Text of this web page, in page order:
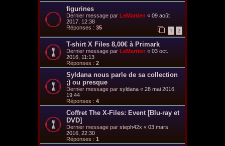
figurines
Dernier message par LeMartien « 09 août
2017, 12:38
Réponses : 35 1 2
T-shirt X Files 8,00€ à Primark
Dernier message par LeMartien « 03 oct.
2016, 11:13
Réponses : 2
Syldana nous parle de sa collection
;) ou presque
Dernier message par syldana « 28 mai 2016,
19:44
Réponses : 4
Coffret The X-Files: Event [Blu-ray et
DVD]
Dernier message par steph42x « 03 mars
2016, 22:30
Réponses : 1